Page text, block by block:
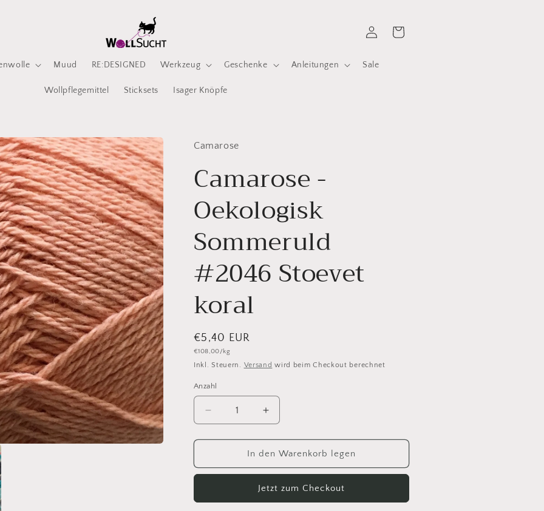
Muud RE:DESIGNED Werkzeug Geschenke Anleitungen Sale
Wollpflegemittel Sticksets Isager Knöpfe
EinloggenWarenkorb
Camarose
Camarose -
Oekologisk
Sommeruld
#2046 Stoevet
koral
Normaler
Preis
€5,40 EUR
Grundpreis
€108,00/kg
Inkl. Steuern. Versand wird beim Checkout berechnet
Anzahl
Anzahl
Verringere
die
Menge
Camarose
Oekologisk
Sommeruld
Erhöhe
die
Menge
für
Camarose
Oekologisk
Sommeruld
In den Warenkorb legen
Jetzt zum Checkout